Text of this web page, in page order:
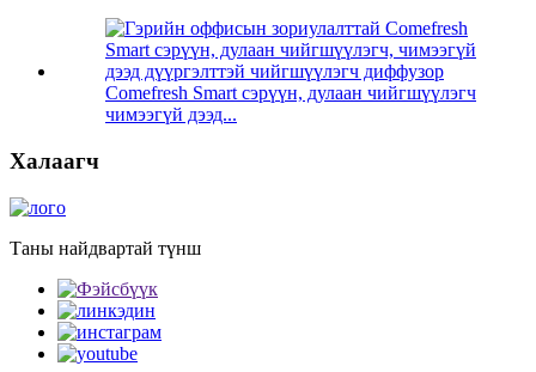
Comefresh Smart сэрүүн, дулаан чийгшүүлэгч
чимээгүй дээд...
Халаагч
Таны найдвартай түнш